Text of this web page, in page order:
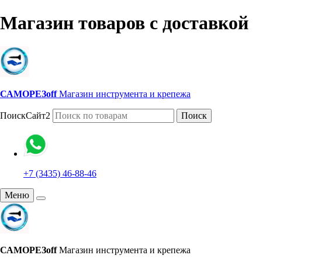
Магазин товаров с доставкой
САМОРЕЗoff Магазин инструмента и крепежа
ПоискСайт2 Поиск
+7 (3435) 46-88-46
Меню
САМОРЕЗoff Магазин инструмента и крепежа